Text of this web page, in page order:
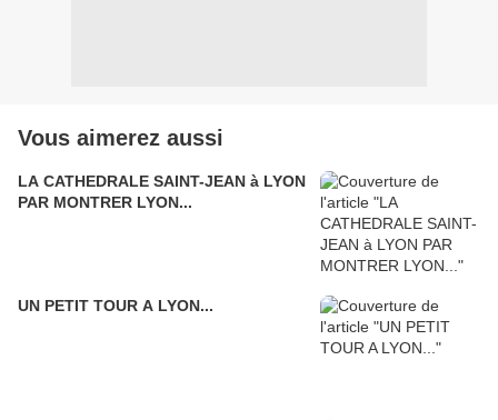
Vous aimerez aussi
LA CATHEDRALE SAINT-JEAN à LYON
PAR MONTRER LYON...
UN PETIT TOUR A LYON...